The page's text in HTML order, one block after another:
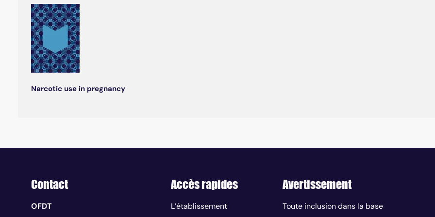
Narcotic use in pregnancy
Contact
OFDT
Accès rapides
L’établissement
Avertissement
Toute inclusion dans la base